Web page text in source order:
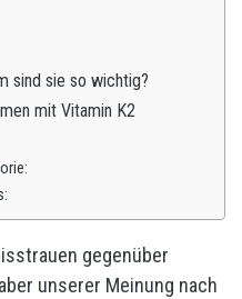
sind sie so wichtig?
mit Vitamin K2
gegenüber
unserer Meinung nach